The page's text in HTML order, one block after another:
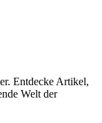
Entdecke Artikel,
Welt der